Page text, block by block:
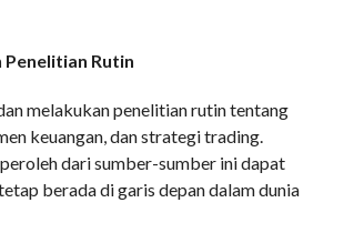
Penelitian Rutin
melakukan penelitian rutin tentang
keuangan, dan strategi trading.
dari sumber-sumber ini dapat
berada di garis depan dalam dunia